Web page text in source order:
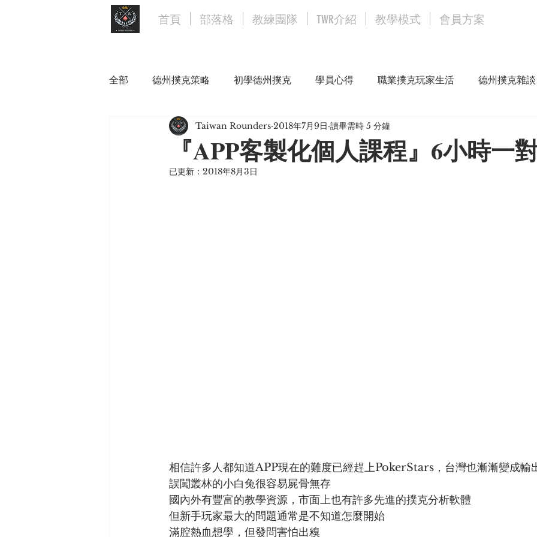
首頁 部落格 教練團隊 TWR介紹 教學模式 會員方案
全部 德州撲克策略 初學德州撲克 學員心得 職業撲克玩家生活 德州撲克雜談
『APP客製化個人課程』6小時一
Taiwan Rounders 2018年7月9日 讀畢需時 5 分鐘
已更新： 2018年8月3日
相信許多人都知道APP現在的難度已經趕上PokerStars，台灣也漸漸變成輸
誤闖叢林的小白兔很容易屍骨無存
國內外有豐富的教學資源，市面上也有許多先進的撲克分析軟體
但新手玩家最大的問題通常是不知道怎麼開始
滿腔熱血想學，但發問害怕出糗